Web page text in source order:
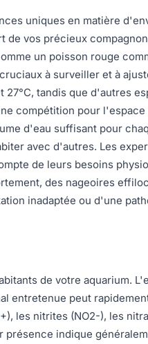
uniques en matière
vos précieux
un poisson rouge
à surveiller et à
tandis que d'autres
compétition pour
d'eau suffisant pour
avec d'autres. Les
de leurs besoins
des nageoires
inadaptée ou d'une
de votre aquarium.
peut
les nitrites (NO2-), les
indique